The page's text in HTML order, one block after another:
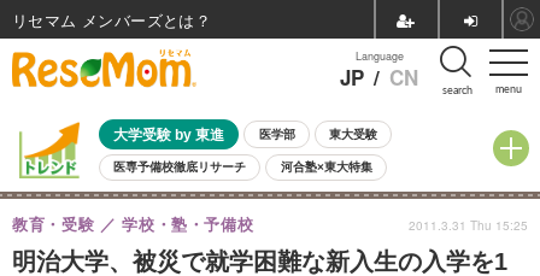
menu
Language
JP / CN search
大学受験 by 東進 医学部 東大受験
医専予備校徹底リサーチ 河合塾×東大特集
親子で考える大学選び 高校受験 中学受験 小学校受験
共通テスト 夏休み 8月開催学校説明会・相談会
8月開催イベント・WS 全国公立高校 過去問 人気記事
明治大学、被災で就学困難な新入生の入学を1
教育・受験 学校・塾・予備校 2011.3.31 Thu 15:25
リセマム メンバーズ